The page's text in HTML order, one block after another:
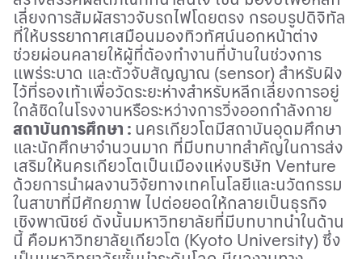
เลี่ยงการสัมผัสราวจับรถไฟโดยตรง กรอบรูปดิจิทัล
ที่ให้บรรยากาศเสมือนมองทิวทัศน์นอกหน้าต่าง
ช่วยผ่อนคลายให้ผู้ที่ต้องทำงานที่บ้านในช่วงการ
แพร่ระบาด และตัวจับสัญญาณ (sensor) สำหรับฝัง
ไว้ที่รองเท้าเพื่อวัดระยะห่างสำหรับหลีกเลี่ยงการอยู่
ใกล้ชิดในโรงงานหรือระหว่างการวิ่งออกกำลังกาย
สถาบันการศึกษา : นครเกียวโตมีสถาบันอุดมศึกษา
และนักศึกษาจำนวนมาก ที่มีบทบาทสำคัญในการส่ง
เสริมให้นครเกียวโตเป็นเมืองแห่งบริษัท Venture
ด้วยการนำผลงานวิจัยทางเทคโนโลยีและนวัตกรรม
ในสาขาที่มีศักยภาพ ไปต่อยอดให้กลายเป็นธุรกิจ
เชิงพาณิชย์ ดังนั้นมหาวิทยาลัยที่มีบทบาทนำในด้าน
นี้ คือมหาวิทยาลัยเกียวโต (Kyoto University) ซึ่ง